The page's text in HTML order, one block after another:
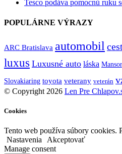
Tesco podáva pomocnú ruku
POPULÁRNE VÝRAZY
ARC Bratislava automobil
luxus Luxusné auto láska
Slovakiaring toyota veterany veterán
© Copyright 2026 Len Pre
Cookies
Tento web používa súbory cookies.
Nastavenia
Akceptovať
Manage consent